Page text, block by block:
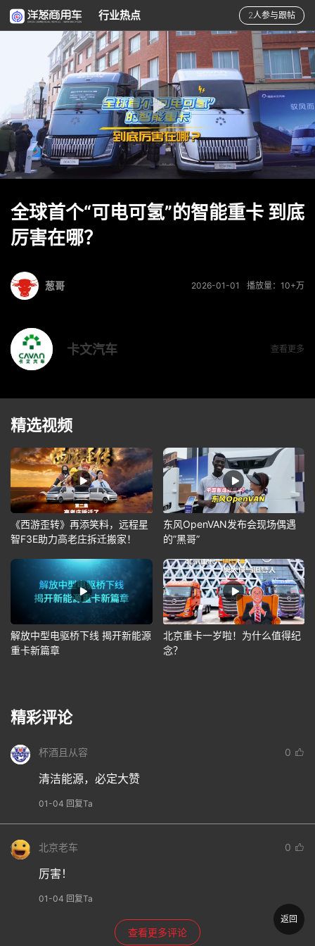
行业热点 2人参与跟帖
全球首个“可电可氢”的智能重卡 到底
厉害在哪？
播放量：10+万
2026-01-01
葱哥
卡文汽车 查看更多
精选视频
《西游歪转》再添笑料，远程星
智F3E助力高老庄拆迁搬家！
东风OpenVAN发布会现场偶遇
的”黑哥”
解放中型电驱桥下线 揭开新能源
重卡新篇章
北京重卡一岁啦！为什么值得纪
念？
精彩评论
杯酒且从容 0
清洁能源，必定大赞
01-04 回复Ta
北京老车 0
厉害！
01-04 回复Ta
查看更多评论
返回